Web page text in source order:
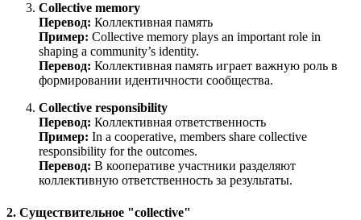
Collective memory
Перевод: Коллективная память
Пример: Collective memory plays an important role in
shaping a community’s identity.
Перевод: Коллективная память играет важную роль в
формировании идентичности сообщества.
Collective responsibility
Перевод: Коллективная ответственность
Пример: In a cooperative, members share collective
responsibility for the outcomes.
Перевод: В кооперативе участники разделяют
коллективную ответственность за результаты.
2. Существительное "collective"